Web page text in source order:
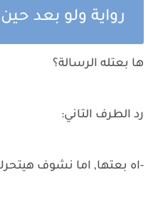
رواية ولو بعد
ها بعتله الرسالة؟
رد الطرف التاني:
-اه بعتها, اما نشوف